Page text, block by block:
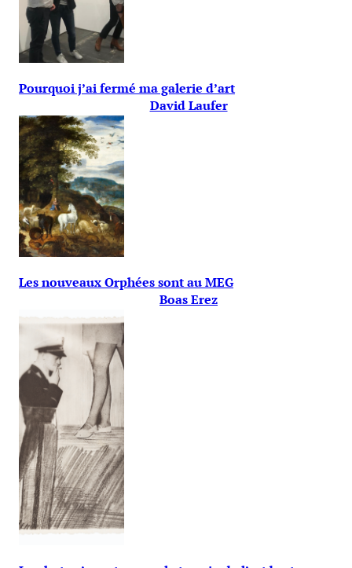
Pourquoi j’ai fermé ma galerie d’art
David Laufer
Les nouveaux Orphées sont au MEG
Boas Erez